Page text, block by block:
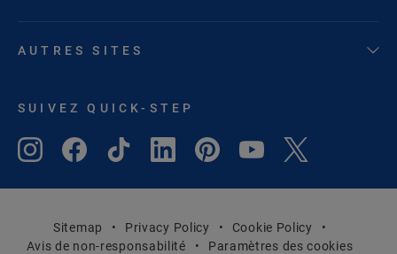
AUTRES SITES
SUIVEZ QUICK-STEP
Sitemap Privacy Policy
Cookie Policy
Avis de non-responsabilité
Paramètres des cookies